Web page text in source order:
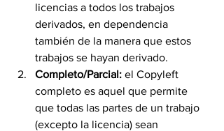
licencias a todos los trabajos
derivados, en dependencia
también de la manera que estos
trabajos se hayan derivado.
Completo/Parcial: el Copyleft
completo es aquel que permite
que todas las partes de un trabajo
(excepto la licencia) sean